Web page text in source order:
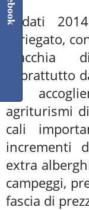
I dati
variegato,
macchia
soprattutto
di
agriturismi
cali
incrementi
extra
campeggi,
fascia di